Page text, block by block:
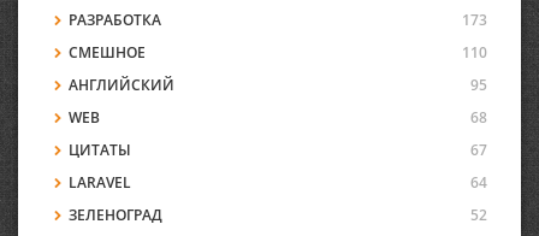
РАЗРАБОТКА
173
СМЕШНОЕ
110
АНГЛИЙСКИЙ
95
WEB
68
ЦИТАТЫ
67
LARAVEL
64
ЗЕЛЕНОГРАД
52